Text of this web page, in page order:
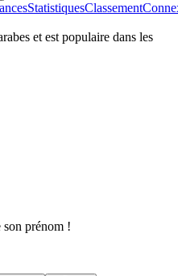
StatistiquesClassement
et est populaire dans les
prénom !